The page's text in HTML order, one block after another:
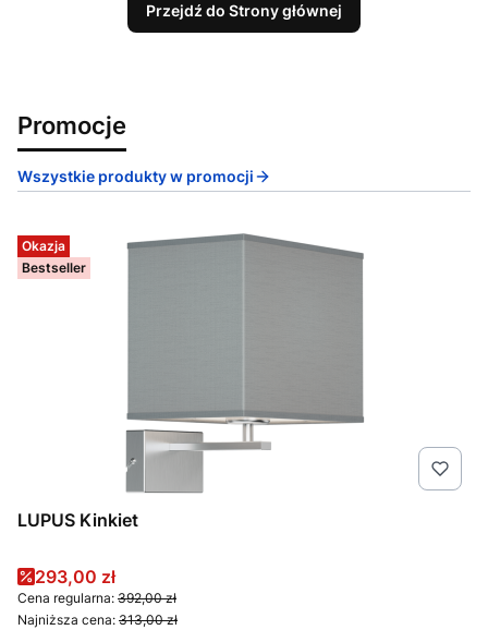
Przejdź do Strony głównej
Promocje
Wszystkie produkty w promocji
Okazja
Bestseller
LUPUS Kinkiet
Cena promocyjna
293,00 zł
Cena regularna: 392,00 zł
Najniższa cena: 313,00 zł